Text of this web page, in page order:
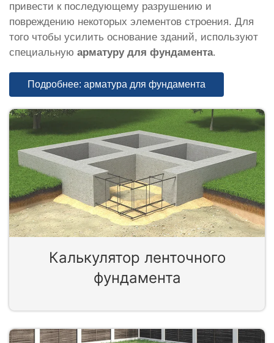
привести к последующему разрушению и
повреждению некоторых элементов строения. Для
того чтобы усилить основание зданий, используют
специальную арматуру для фундамента.
Подробнее: арматура для фундамента
Калькулятор ленточного
фундамента